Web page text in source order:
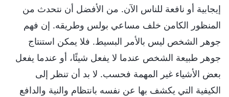
إيجابية أو نافعة للناس الآن. من الأفضل أن نتحدث من
المنظور الكامن خلف مساعي بولس وطريقه. إن فهم
جوهر الشخص ليس بالأمر البسيط. فلا يمكن استنتاج
جوهر طبيعة الشخص عندما لا يفعل شيئًا، أو عندما يفعل
بعض الأشياء غير المهمة فحسب. لا بد أن تنظر إلى
الكيفية التي يكشف بها عن نفسه بانتظام والنية والدافع